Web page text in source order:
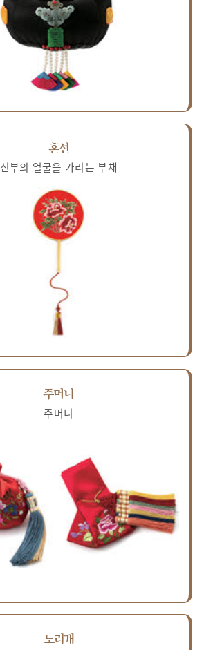
혼선
신부의 얼굴을 가리는 부채
주머니
주머니
노리개